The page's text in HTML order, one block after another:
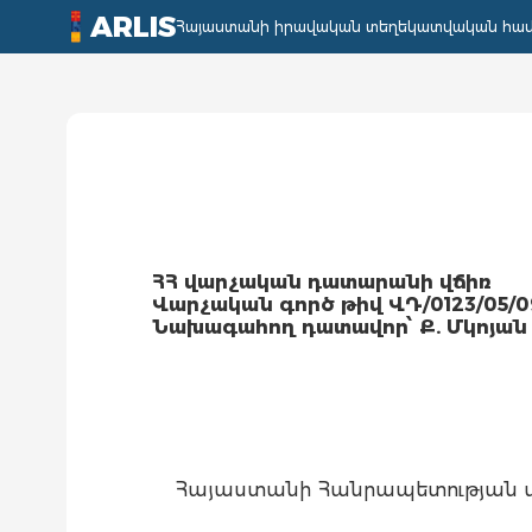
ARLISՀայաստանի իրավական տեղեկատվական
ՀՀ վարչական դատարանի վճիռ
Վարչական գործ թիվ ՎԴ/0123/05/
Նախագահող դատավոր՝ Ք. Մկոյան
Հայաստանի Հանրապետության